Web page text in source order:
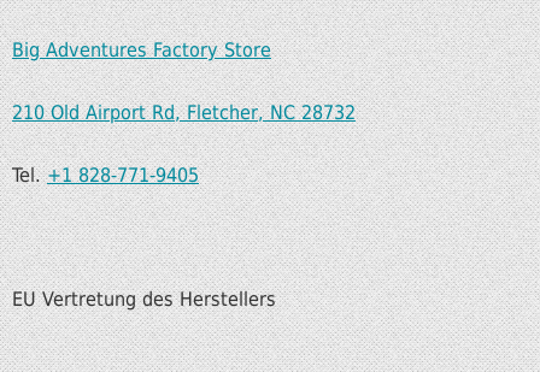
Big Adventures Factory Store
210 Old Airport Rd, Fletcher, NC 28732
Tel.+1 828-771-9405
EU Vertretung des Herstellers